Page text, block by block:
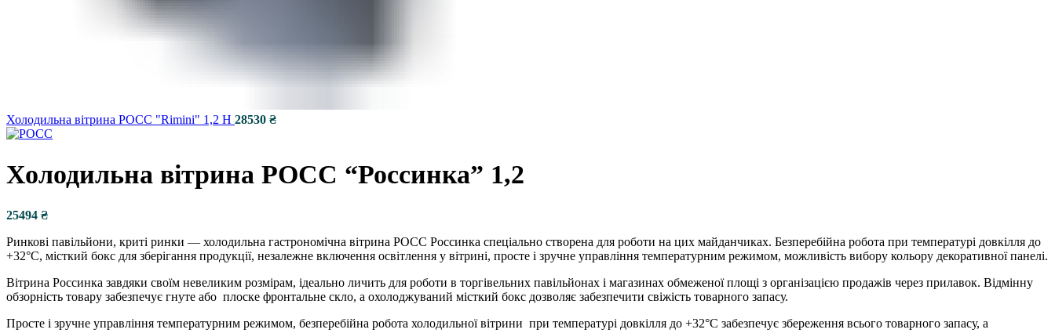
Електричні компоненти
Холодильна вітрина РОСС "Rimini" 1,2 Н
Холодильна вітрина РОСС “Россинка” 1,2
₴
Ринкові павільйони, криті ринки — холодильна гастрономічна вітрина РОСС Россинка спеціально створена для роботи на цих майданчиках. Безперебійна робота при температурі довкілля до
+32°С, місткий бокс для зберігання продукції, незалежне включення освітлення у вітрині, просте і зручне управління температурним режимом, можливість вибору кольору декоративної панелі.
Вітрина Россинка завдяки своїм невеликим розмірам, ідеально личить для роботи в торгівельних павільйонах і магазинах обмеженої площі з організацією продажів через прилавок. Відмінну
обзорність товару забезпечує гнуте або плоске фронтальне скло, а охолоджуваний місткий бокс дозволяє забезпечити свіжість товарного запасу.
Просте і зручне управління температурним режимом, безперебійна робота холодильної вітрини при температурі довкілля до +32°С забезпечує збереження всього товарного запасу, а